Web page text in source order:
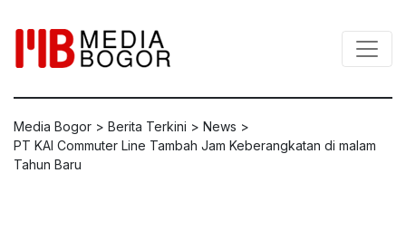
Media Bogor > Berita Terkini > News >
PT KAI Commuter Line Tambah Jam Keberangkatan di malam
Tahun Baru